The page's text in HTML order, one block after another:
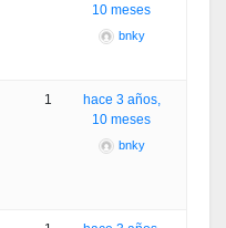
10 meses
bnky
1
hace 3 años,
10 meses
bnky